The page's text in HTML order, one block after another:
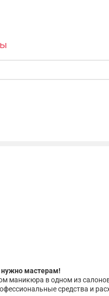
нужно мастерам!
маникюра в одном из
средства и